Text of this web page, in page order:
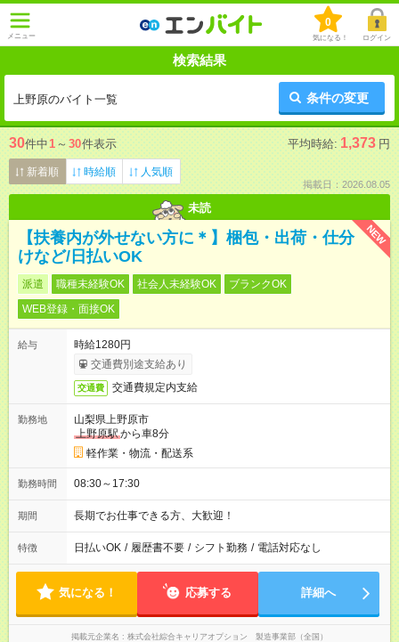
メニュー
0
気になる！ ログイン
検索結果
上野原のバイト一覧 条件の変更
30件中1 ～ 30件表示 平均時給: 1,373 円
新着順 時給順 人気順
掲載日：2026.08.05
未読
NEW
【扶養内が外せない方に＊】梱包・出荷・仕分
けなど/日払いOK
派遣 職種未経験OK 社会人未経験OK
ブランクOK
WEB登録・面接OK
給与
時給1280円
交通費別途支給あり
交通費 交通費規定内支給
勤務地
山梨県上野原市
上野原駅から車8分
軽作業・物流・配送系
勤務時間 08:30～17:30
期間 長期でお仕事できる方、大歓迎！
特徴 日払いOK / 履歴書不要 / シフト勤務 / 電話対応なし
気になる！ 応募する 詳細へ
掲載元企業名 株式会社綜合キャリアオプション 製造事業部（全国）